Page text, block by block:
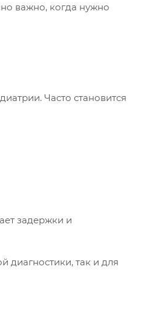
важно, когда нужно
Часто становится
задержки и
диагностики, так и для